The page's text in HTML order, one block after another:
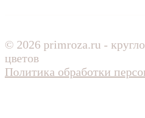
© 2026 primroza.ru -
цветов
Политика обработки